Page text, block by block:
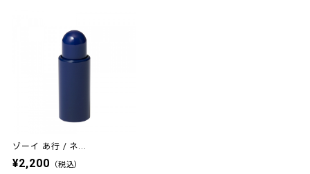
ゾーイ あ行 / ネ...
¥2,200 （税込）